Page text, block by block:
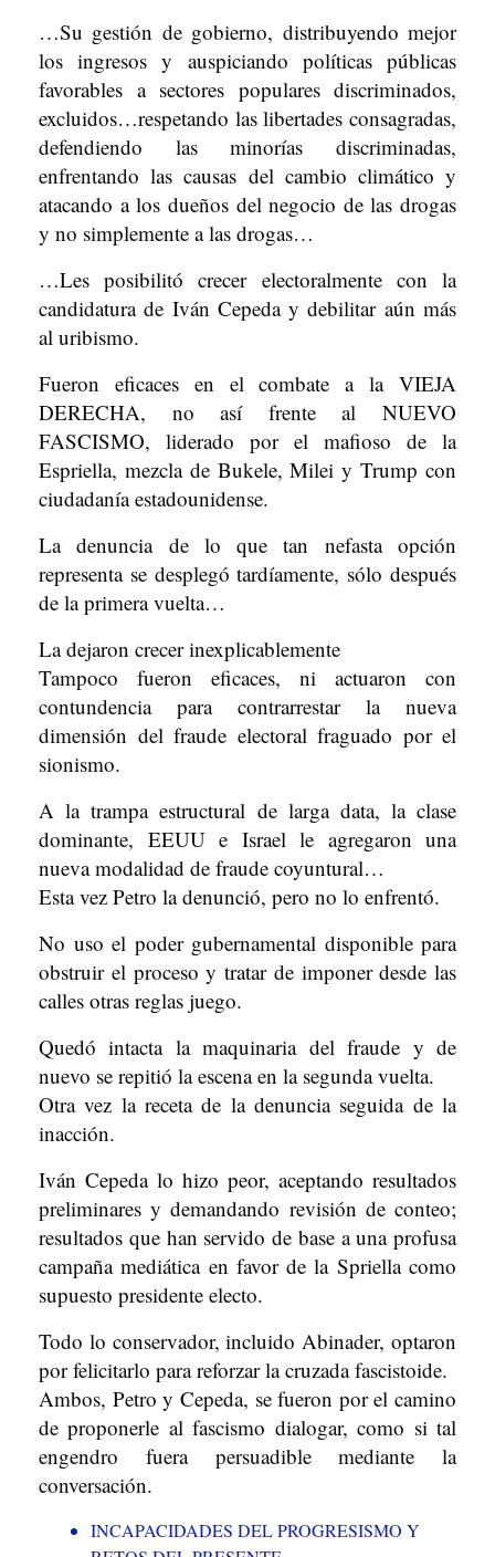
…Su gestión de gobierno, distribuyendo mejor
los ingresos y auspiciando políticas públicas
favorables a sectores populares discriminados,
excluidos…respetando las libertades consagradas,
defendiendo las minorías discriminadas,
enfrentando las causas del cambio climático y
atacando a los dueños del negocio de las drogas
y no simplemente a las drogas…
…Les posibilitó crecer electoralmente con la
candidatura de Iván Cepeda y debilitar aún más
al uribismo.
Fueron eficaces en el combate a la VIEJA
DERECHA, no así frente al NUEVO
FASCISMO, liderado por el mafioso de la
Espriella, mezcla de Bukele, Milei y Trump con
ciudadanía estadounidense.
La denuncia de lo que tan nefasta opción
representa se desplegó tardíamente, sólo después
de la primera vuelta…
La dejaron crecer inexplicablemente
Tampoco fueron eficaces, ni actuaron con
contundencia para contrarrestar la nueva
dimensión del fraude electoral fraguado por el
sionismo.
A la trampa estructural de larga data, la clase
dominante, EEUU e Israel le agregaron una
nueva modalidad de fraude coyuntural…
Esta vez Petro la denunció, pero no lo enfrentó.
No uso el poder gubernamental disponible para
obstruir el proceso y tratar de imponer desde las
calles otras reglas juego.
Quedó intacta la maquinaria del fraude y de
nuevo se repitió la escena en la segunda vuelta.
Otra vez la receta de la denuncia seguida de la
inacción.
Iván Cepeda lo hizo peor, aceptando resultados
preliminares y demandando revisión de conteo;
resultados que han servido de base a una profusa
campaña mediática en favor de la Spriella como
supuesto presidente electo.
Todo lo conservador, incluido Abinader, optaron
por felicitarlo para reforzar la cruzada fascistoide.
Ambos, Petro y Cepeda, se fueron por el camino
de proponerle al fascismo dialogar, como si tal
engendro fuera persuadible mediante la
conversación.
INCAPACIDADES DEL PROGRESISMO Y